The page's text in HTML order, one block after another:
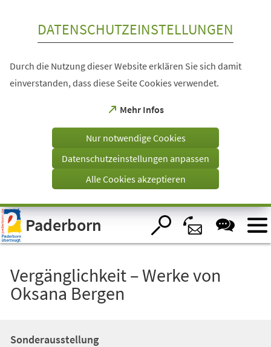
Visuelle
Assistenzsoftware
öffnen.
DATENSCHUTZEINSTELLUNGEN
Durch die Nutzung dieser Website erklären Sie sich damit
einverstanden, dass diese Seite Cookies verwendet.
Mehr Infos
(Öffnet
einem
Tab)
Nur notwendige Cookies
Datenschutzeinstellungen anpassen
Alle Cookies akzeptieren
Paderborn
Vergänglichkeit – Werke von
Oksana Bergen
Sonderausstellung